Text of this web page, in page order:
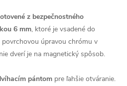
z bezpečnostného
6 mm, ktoré je vsadené do
úpravou chrómu v
dverí je na magnetický spôsob.
pántom pre ľahšie otváranie.